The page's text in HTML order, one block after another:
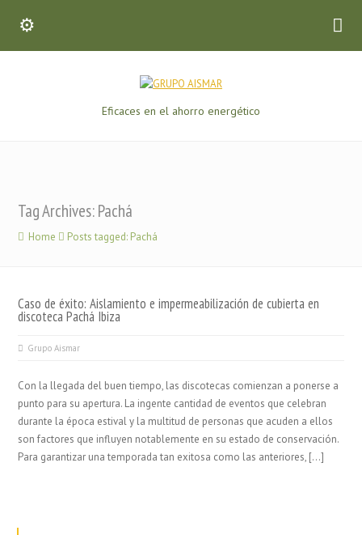
Eficaces en el ahorro energético
Tag Archives: Pachá
Home Posts tagged: Pachá
Caso de éxito: Aislamiento e impermeabilización de cubierta en
discoteca Pachá Ibiza
Grupo Aismar
Con la llegada del buen tiempo, las discotecas comienzan a ponerse a
punto para su apertura. La ingente cantidad de eventos que celebran
durante la época estival y la multitud de personas que acuden a ellos
son factores que influyen notablemente en su estado de conservación.
Para garantizar una temporada tan exitosa como las anteriores, […]